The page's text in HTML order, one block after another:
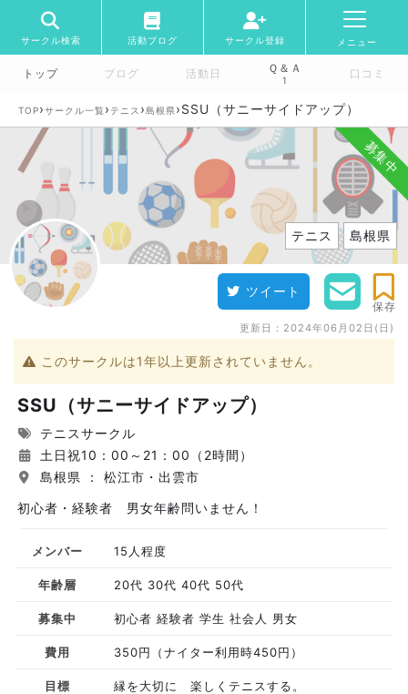
サークル検索 活動ブログ サークル登録 メニュー
トップ ブログ 活動日 Ｑ＆Ａ
1 口コミ
TOP›サークル一覧 › テニス ›島根県›SSU（サニーサイドアップ）
募集中
テニス 島根県
ツイート
保存
更新日： 2024年06月02日(日)
このサークルは1年以上更新されていません。
SSU（サニーサイドアップ）
テニスサークル
土日祝10：00～21：00（2時間）
島根県 ： 松江市・出雲市
初心者・経験者 男女年齢問いません！
メンバー 15人程度
年齢層 20代 30代 40代 50代
募集中 初心者 経験者 学生 社会人 男女
費用 350円（ナイター利用時450円）
目標 縁を大切に 楽しくテニスする。